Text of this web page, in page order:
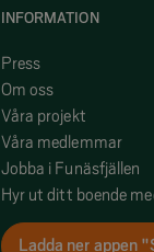
INFORMATION
Press
Om oss
Våra projekt
Våra medlemmar
Jobba i Funäsfjällen
Hyr ut ditt boende
Ladda ner appen